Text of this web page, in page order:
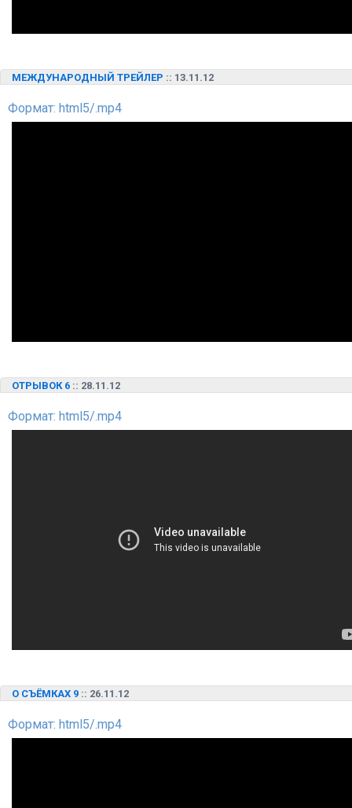
МЕЖДУНАРОДНЫЙ ТРЕЙЛЕР :: 13.11.12
Формат: html5/.mp4
ОТРЫВОК 6 :: 28.11.12
Формат: html5/.mp4
О СЪЁМКАХ 9 :: 26.11.12
Формат: html5/.mp4